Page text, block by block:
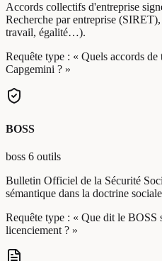
Accords collectifs d'entreprise
Recherche par entreprise
travail, égalité…).
Requête type : « Quels accords de
Capgemini ? »
BOSS
boss 6 outils
Bulletin Officiel de la Sécurité
sémantique dans la doctrine
Requête type : « Que dit le BOSS
licenciement ? »